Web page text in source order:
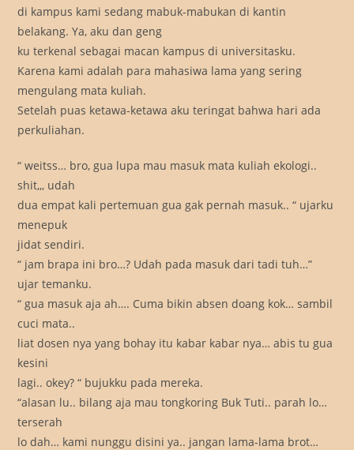
di kampus kami sedang mabuk-mabukan di kantin
belakang. Ya, aku dan geng
ku terkenal sebagai macan kampus di universitasku.
Karena kami adalah para mahasiwa lama yang sering
mengulang mata kuliah.
Setelah puas ketawa-ketawa aku teringat bahwa hari ada
perkuliahan.
“ weitss… bro, gua lupa mau masuk mata kuliah ekologi..
shit,,, udah
dua empat kali pertemuan gua gak pernah masuk.. “ ujarku
menepuk
jidat sendiri.
“ jam brapa ini bro…? Udah pada masuk dari tadi tuh…”
ujar temanku.
“ gua masuk aja ah…. Cuma bikin absen doang kok… sambil
cuci mata..
liat dosen nya yang bohay itu kabar kabar nya… abis tu gua
kesini
lagi.. okey? “ bujukku pada mereka.
“alasan lu.. bilang aja mau tongkoring Buk Tuti.. parah lo…
terserah
lo dah… kami nunggu disini ya.. jangan lama-lama brot…